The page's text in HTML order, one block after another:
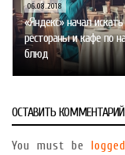
06.08.2018
«Яндекс» начал искать
рестораны и кафе по
блюд
ОСТАВИТЬ КОММЕНТАРИЙ
You must be